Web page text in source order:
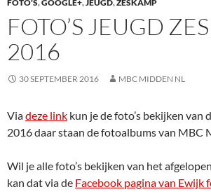
FOTO'S,GOOGLE+,JEUGD,ZESKAMP
FOTO’S JEUGD
2016
30 SEPTEMBER 2016 MBC MIDDEN NL
Viadeze link kun je de foto’s bekijken van
2016 daar staan de fotoalbums van MBC
Wil je alle foto’s bekijken van het
kan dat via de Facebook pagina van Ewijk